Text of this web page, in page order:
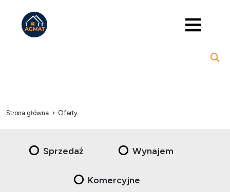
Strona główna Oferty
Sprzedaż Wynajem
Komercyjne